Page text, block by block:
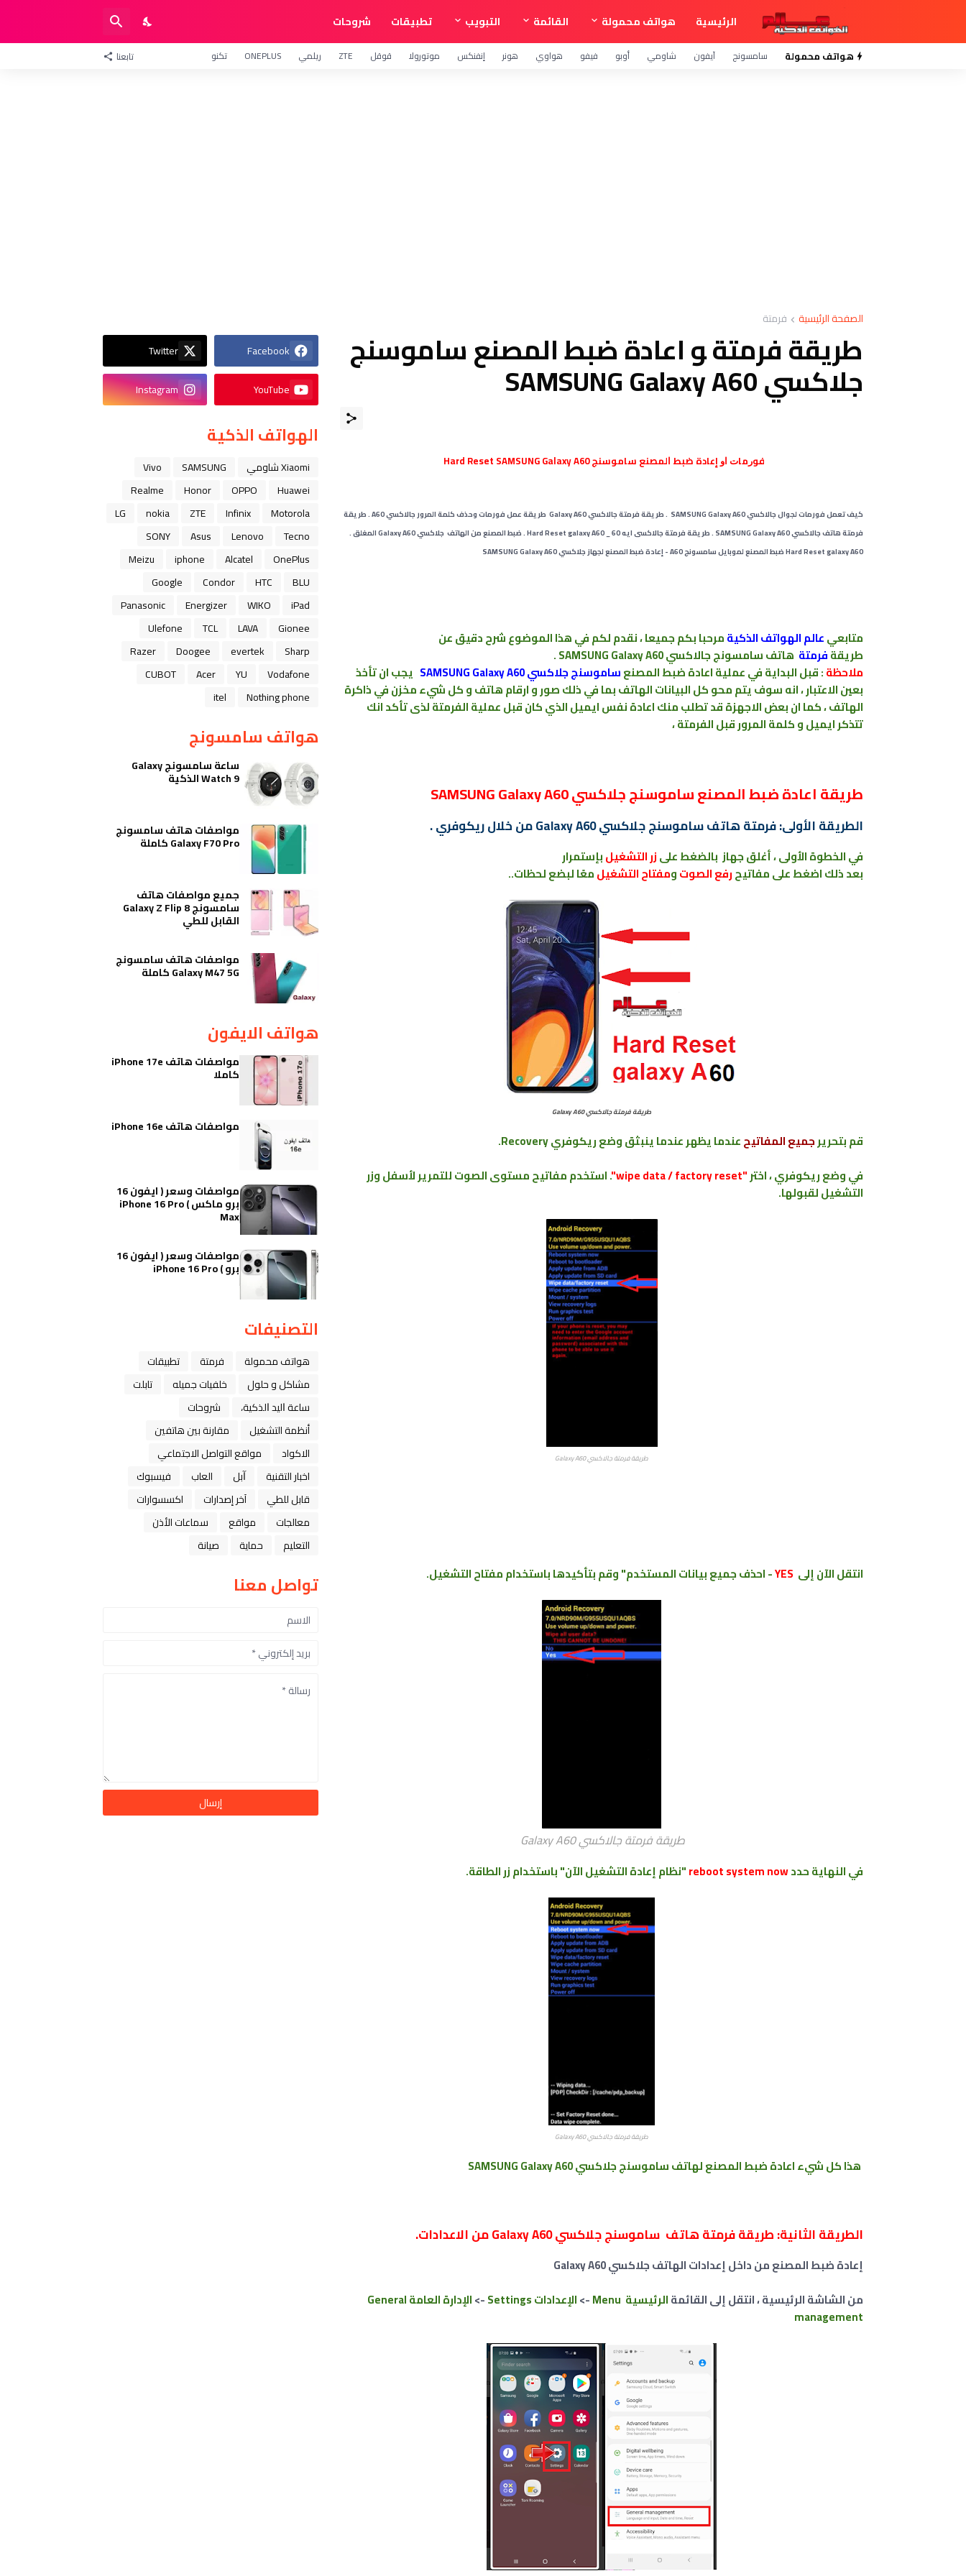
الرئيسية هواتف محمولة القائمة التبويب تطبيقات شروحات
هواتف محمولة سامسونج آيفون شاومي أوبو فيفو هواوي هونر إنفنكس موتورولا قوقل ZTE ريلمي ONEPLUS تكنو تابعنا
الصفحة الرئيسية فرمتة
طريقة فرمتة ﻮ اعادة ضبط المصنع ﺳﺎﻣﻮﺳﻨﺞ
جلاكسي SAMSUNG Galaxy A60
ﻓﻮﺭﻣﺎﺕ ﺍﻭ إعادة ﺿﺒﻂ ﺍﻟﻤﺼﻨﻊ ﺳﺎﻣﻮﺳﻨﺞ Hard Reset SAMSUNG Galaxy A60
كيف تعمل فورمات لجوال جالاكسي SAMSUNG Galaxy A60 . طريقة فرمتة جالاكسي Galaxy A60 ﻃﺮﻳﻘﺔ عمل فورمات وحذف كلمة المرور جالاكسي A60 . طريقة
فرمتة هاتف جالاكسي SAMSUNG Galaxy A60 . طريقة فرمتة جالاكسى ايه 60 _ Hard Reset galaxy A60 . ضبط المصنع من الهاتف جلاكسي
Galaxy A60 المغلق .
Hard Reset galaxy A60 ضبط المصنع لموبايل سامسونج A60 - إعادة ضبط المصنع لجهاز جلاكسي SAMSUNG Galaxy A60
متابعيعالم الهواتف الذكيةمرحبا بكمجميعا ، نقدم لكم في هذا الموضوع شرح دقيق عن
طريقةفرمتة هاتف سامسونج جالاكسي SAMSUNG Galaxy A60 .
ملاحظة: قبل البداية في عملية اعادةضبطالمصنعﺳﺎﻣﻮﺳﻨﺞ جلاكسي SAMSUNG Galaxy A60
يجب ان تأخذ
بعين الاعتبار ، انه سوف يتم محو كل البيانات الهاتف بمافي ذلك صور و ارقامهاتف و كل شيءمخزنفيذاكرة
الهاتف ، كما ان بعض الاجهزة قد تطلب منك اعادة نفس ايميل الذي كان قبل عملية الفرمتة لذى تأكد انك
تتذكر ايميل و كلمة المرور قبل الفرمتة ،
طريقة اعادة ضبط المصنع ﺳﺎﻣﻮﺳﻨﺞ جلاكسي SAMSUNG Galaxy A60
الطريقة الأولى: فرمتة هاتف ﺳﺎﻣﻮﺳﻨﺞ جلاكسي Galaxy A60 من خلال ريكوفري .
في الخطوة الأولى ، أغلق جهاز بالضغط علىزر التشغيلبإستمرار
بعد ذلك اضغط علىمفاتيحرفع الصوتومفتاح التشغيلمعًا لبضع لحظات..
طريقة فرمتة جالاكسي Galaxy A60
قم بتحريرجميع المفاتيحعندمايظهرعندما ينبثق وضع ريكوفريRecovery
.
في وضع ريكوفري ، اختر"wipe data / factory reset"
. استخدم مفاتيح مستوى الصوت للتمرير لأسفل وزر
التشغيل لقبولها.
طريقة فرمتة جالاكسي Galaxy A60
انتقل الآن إلى YES- احذف جميع بيانات المستخدم" وقم بتأكيدها باستخدام مفتاح التشغيل.
طريقة فرمتة جالاكسي Galaxy A60
في النهاية حددreboot system now"نظام إعادة التشغيل الآن" باستخدام زر الطاقة.
طريقة فرمتة جالاكسي Galaxy A60
هذا كل شيءاعادة ضبط المصنع ﻟﻬﺎﺗﻒ ﺳﺎﻣﻮﺳﻨﺞ جلاكسي SAMSUNG GalaxyA60
الطريقة الثانية: طريقة فرمتة هاتف ﺳﺎﻣﻮﺳﻨﺞ جلاكسي Galaxy A60 من الاعدادات.
إعادة ضبط المصنع من داخل إعدادات الهاتف جلاكسي Galaxy A60
من الشاشة الرئيسية ، انتقل إلى القائمةالرئيسية Menu ->الإعدادات Settings ->
الإدارة العامة General
management
Facebook
Twitter
YouTube
Instagram
الهواتف الذكية
Xiaomi شاومي SAMSUNG
Vivo
Huawei
OPPO
Honor
Realme
Motorola
Infinix
ZTE
nokia
LG
Tecno
Lenovo
Asus
SONY
OnePlus
Alcatel
iphone
Meizu
BLU
HTC
Condor
Google
iPad
WIKO
Energizer
Panasonic
Gionee
LAVA
TCL
Ulefone
Sharp
evertek
Doogee
Razer
Vodafone
YU
Acer
CUBOT
Nothing phone
itel
هواتف سامسونج
ساعة سامسونج Galaxy
Watch 9 الذكية
مواصفات هاتف سامسونج
Galaxy F70 Pro كاملة
جميع مواصفات هاتف
سامسونج Galaxy Z Flip 8
القابل للطي
مواصفات هاتف سامسونج
Galaxy M47 5G كاملة
هواتف الايفون
مواصفات هاتف iPhone 17e
كاملا
مواصفات هاتف iPhone 16e
مواصفات وسعر ( ايفون 16
برو ماكس ) iPhone 16 Pro
Max
مواصفات وسعر ( ايفون 16
برو ) iPhone 16 Pro
التصنيفات
هواتف محمولة فرمتة
تطبيقات
مشاكل و حلول
خلفيات جميله
تابلت
ﺳﺎﻋﺔ ﺍﻟﻴﺪ ﺍﻟﺬﻛﻴﺔ،
شروحات
أنظمة التشغيل
مقارنة بين هاتفين
الاكواد
مواقع التواصل الاجتماعي
اخبار التقنية
ﺁﺑﻞ العاب
فيسبوك
قابل للطي
آخر إصدارات
اكسسوارات
معالجات
مواقع
سماعات الأذن
التعليم
حماية صيانة
تواصل معنا